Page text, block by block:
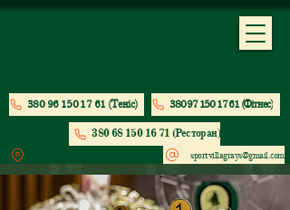
380 96 150 17 61 (Теніс)
sportvillagrays@gmail.com
380 97 150 17 61 (Фітнес)
380 68 150 16 71 (Ресторан)